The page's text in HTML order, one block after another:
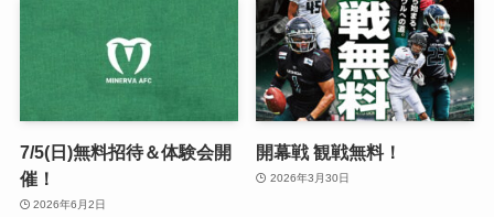
7/5(日)無料招待＆体験会開
催！
2026年6月2日
開幕戦 観戦無料！
2026年3月30日